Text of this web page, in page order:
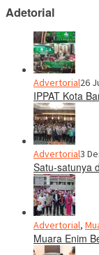
Adetorial
Advertorial26
IPPAT Kota
Advertorial3
Satu-satunya
Advertorial,
Muara Enim